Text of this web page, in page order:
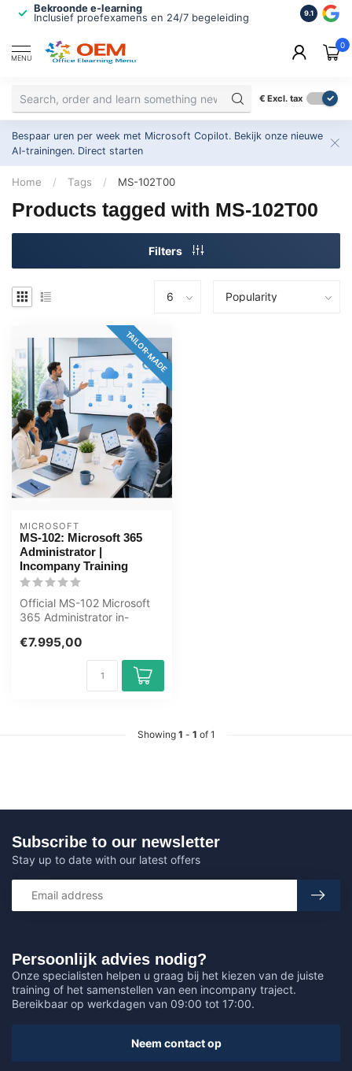
Bekroonde e-learning
Inclusief proefexamens en 24/7 begeleiding
ISO
2.500+
9.1
MENU
0
€ Excl. tax
Bespaar uren per week met Microsoft Copilot. Bekijk onze nieuwe
AI-trainingen. Direct starten
Home / Tags / MS-102T00
Products tagged with MS-102T00
Filters
TAILOR-MADE
MICROSOFT
MS-102: Microsoft 365
Administrator |
Incompany Training
Official MS-102 Microsoft
365 Administrator in-
manageme...
€7.995,00
Showing 1 - 1 of 1
Persoonlijk advies nodig?
Onze specialisten helpen u graag bij het kiezen van de juiste
training of het samenstellen van een incompany traject.
Bereikbaar op werkdagen van 09:00 tot 17:00.
Neem contact op
Subscribe to our newsletter
Stay up to date with our latest offers